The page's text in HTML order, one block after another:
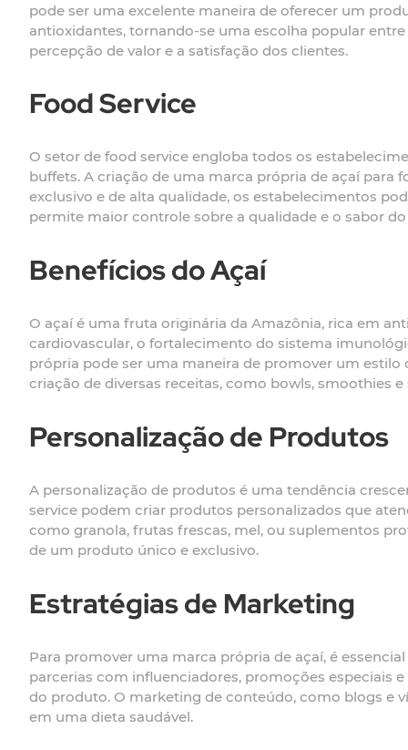
pode ser uma excelente maneira de oferecer um
antioxidantes, tornando-se uma escolha popular
percepção de valor e a satisfação dos clientes.
Food Service
O setor de food service engloba todos os
buffets. A criação de uma marca própria de açaí
exclusivo e de alta qualidade, os estabelecimentos
permite maior controle sobre a qualidade e o sabor
Benefícios do Açaí
O açaí é uma fruta originária da Amazônia, rica em
cardiovascular, o fortalecimento do sistema
própria pode ser uma maneira de promover um estilo
criação de diversas receitas, como bowls, smoothies e
Personalização de Produtos
A personalização de produtos é uma tendência
service podem criar produtos personalizados que
como granola, frutas frescas, mel, ou suplementos
de um produto único e exclusivo.
Estratégias de Marketing
Para promover uma marca própria de açaí, é
parcerias com influenciadores, promoções especiais
do produto. O marketing de conteúdo, como blogs e
em uma dieta saudável.